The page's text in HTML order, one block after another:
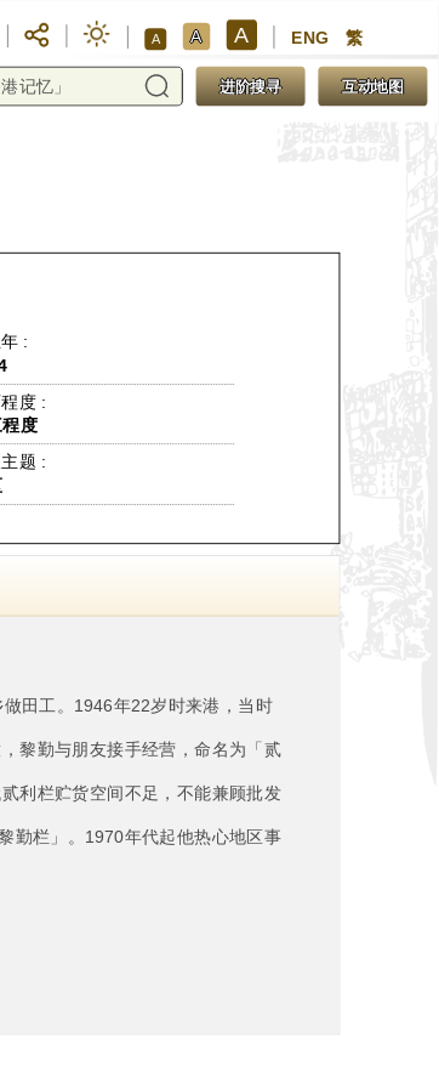
A A A ENG 繁
进阶搜寻 互动地图
:
度 :
度
题 :
田工。1946年22岁时来港，当时
黎勤与朋友接手经营，命名为「贰
利栏贮货空间不足，不能兼顾批发
勤栏」。1970年代起他热心地区事